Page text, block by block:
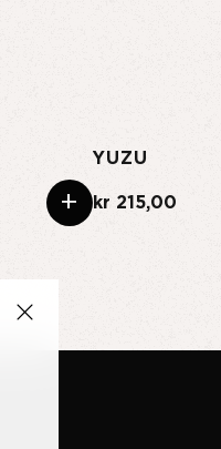
+
YUZU
kr 215,00